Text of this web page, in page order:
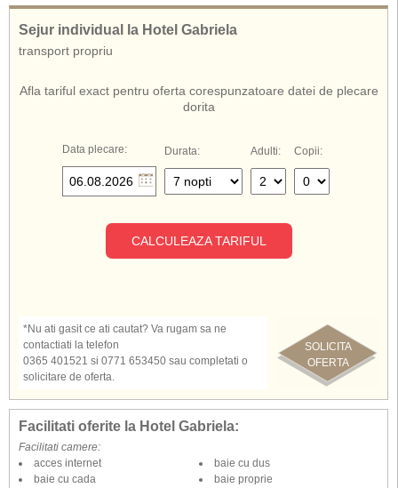
jacuzzi, dus scotian, dus emotional, masaj), piscina interioara, teren tenis,
sala fitness, teren de fotbal, parcare supravegheata.
cod 435700
Sejur individual la Hotel Gabriela
transport propriu
Afla tariful exact pentru oferta corespunzatoare datei de plecare
dorita
Data plecare: Durata: Adulti: Copii:
CALCULEAZA TARIFUL
SOLICITA
OFERTA
*Nu ati gasit ce ati cautat? Va rugam sa ne
contactiati la telefon
0365 401521 si 0771 653450 sau completati o
solicitare de oferta.
Facilitati oferite la Hotel Gabriela:
Facilitati camere:
acces internet
baie cu cada
baie cu dus
baie proprie